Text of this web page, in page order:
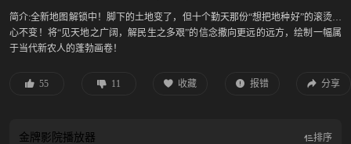
简介:全新地图解锁中！脚下的土地变了，但十个勤天那份“想把地种好”的滚烫初
心不变！将“见天地之广阔，解民生之多艰”的信念撒向更远的远方，绘制一幅属
于当代新农人的蓬勃画卷！
55 11 收藏 报错 分享
金牌影院播放器 排序